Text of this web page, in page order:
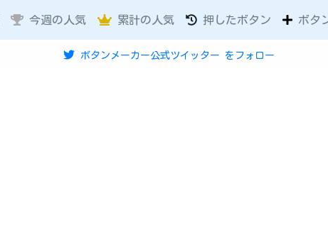
今週の人気 累計の人気 押したボタン ボタ
ボタンメーカー公式ツイッター をフォロー